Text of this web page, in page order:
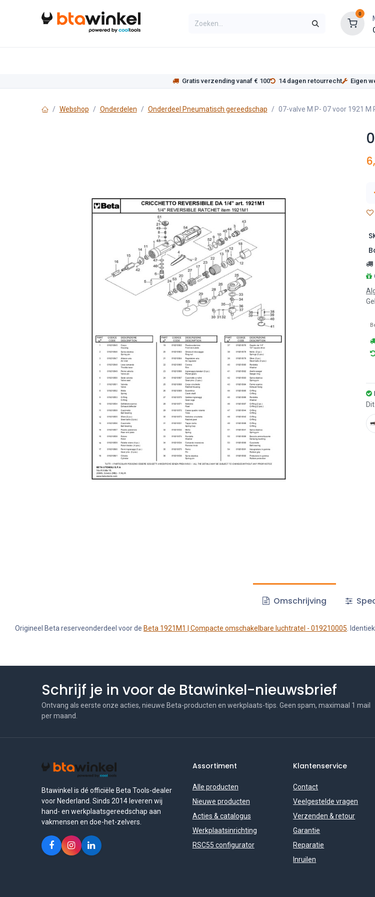
0
Gratis verzending vanaf € 100 14 dagen retourrecht Eigen
Webshop Onderdelen Onderdeel Pneumatisch gereedschap 07-valve M P- 07 voor 1921 M
Omschrijving
Origineel Beta reserveonderdeel voor de Beta 1921M1 | Compacte omschakelbare luchtratel - 019210005 .
Schrijf je in voor de Btawinkel-nieuwsbrief
Ontvang als eerste onze acties, nieuwe Beta-producten en werkplaats-tips. Geen spam, maximaal 1 mail
per maand.
Btawinkel is dé officiële Beta Tools-dealer
voor Nederland. Sinds 2014 leveren wij
hand- en werkplaatsgereedschap aan
vakmensen en doe-het-zelvers.
Assortiment
Alle producten
Nieuwe producten
Acties & catalogus
Werkplaatsinrichting
RSC55 configurator
Klantenservice
Contact
Veelgestelde vragen
Verzenden & retour
Garantie
Reparatie
Inruilen